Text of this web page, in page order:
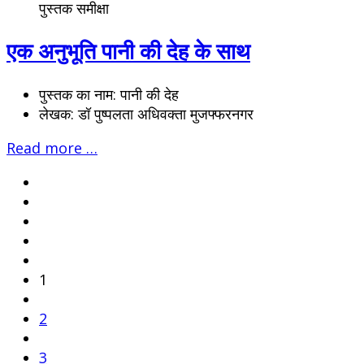
पुस्तक समीक्षा
एक अनुभूति पानी की देह के साथ
पुस्तक का नाम:पानी की देह
लेखक:डॉ पुष्पलता अधिवक्ता मुजफ्फरनगर
Read more …
1
2
3